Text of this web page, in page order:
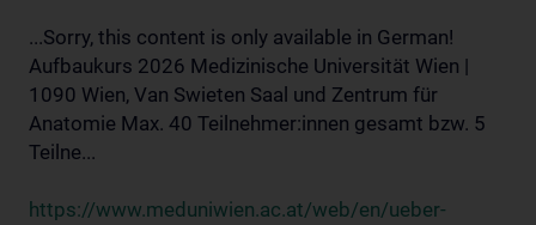
...Sorry, this content is only available in German!
Aufbaukurs 2026 Medizinische Universität Wien |
1090 Wien, Van Swieten Saal und Zentrum für
Anatomie Max. 40 Teilnehmer:innen gesamt bzw. 5
Teilne...
https://www.meduniwien.ac.at/web/en/ueber-